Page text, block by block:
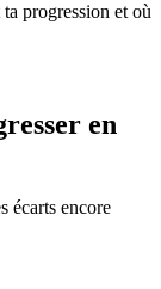
progression et où
en
écarts encore